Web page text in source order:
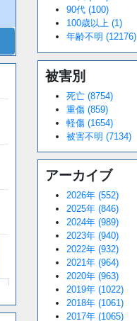
90代 (100)
100歳以上 (1)
年齢不明 (12176)
被害別
死亡 (8754)
重傷 (859)
軽傷 (1654)
被害不明 (7134)
アーカイブ
2026年 (552)
2025年 (846)
2024年 (989)
2023年 (940)
2022年 (932)
2021年 (964)
2020年 (963)
2019年 (1022)
2018年 (1061)
2017年 (1065)